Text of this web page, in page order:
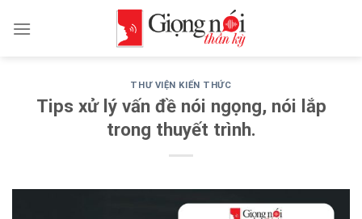
THƯ VIỆN KIẾN THỨC
Tips xử lý vấn đề nói ngọng, nói lắp
trong thuyết trình.